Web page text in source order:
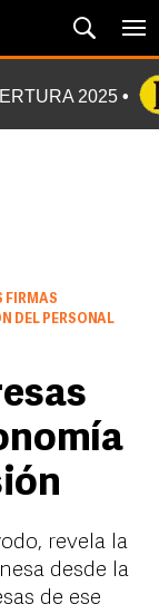
2025
FIRMAS
DEL PERSONAL
revela la
desde la
de ese